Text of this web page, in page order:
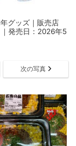
グッズ｜販売店
発売日：2026年5
次の写真